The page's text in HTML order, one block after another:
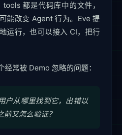
都是代码库中的文件，
能改变 Agent 行为。Eve 提
运行，也可以接入 CI，把行
常被 Demo 忽略的问题：
户从哪里找到它，出错以
前又怎么验证？